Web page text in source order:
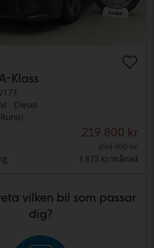
Klass
Diesel
219 800 kr
234 900 kr
1 873 kr/månad
vilken bil som passar
dig?